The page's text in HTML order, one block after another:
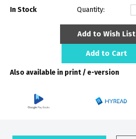
In Stock Quantity:
Add to Wish List
Add to Cart
Also available in print / e-version